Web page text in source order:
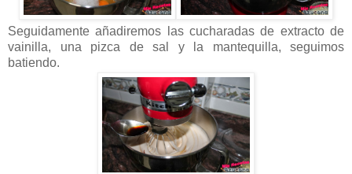
Seguidamente añadiremos las cucharadas de extracto de
vainilla, una pizca de sal y la mantequilla, seguimos
batiendo.